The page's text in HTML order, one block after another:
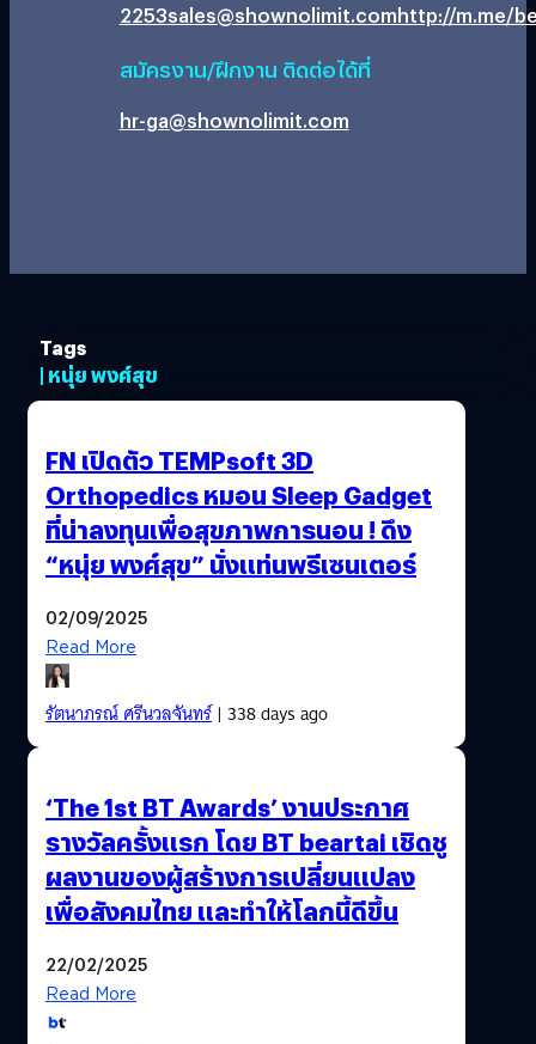
2253sales@shownolimit.comhttp://m.me/
สมัครงาน/ฝึกงาน ติดต่อได้ที่
hr-ga@shownolimit.com
Tags
| หนุ่ย พงศ์สุข
FN เปิดตัว TEMPsoft 3D
Orthopedics หมอน Sleep Gadget
ที่น่าลงทุนเพื่อสุขภาพการนอน ! ดึง
“หนุ่ย พงศ์สุข” นั่งแท่นพรีเซนเตอร์
02/09/2025
Read More
รัตนาภรณ์ ศรีนวลจันทร์| 338 days ago
‘The 1st BT Awards’ งานประกาศ
รางวัลครั้งแรก โดย BT beartai เชิดชู
ผลงานของผู้สร้างการเปลี่ยนแปลง
เพื่อสังคมไทย และทำให้โลกนี้ดีขึ้น
22/02/2025
Read More